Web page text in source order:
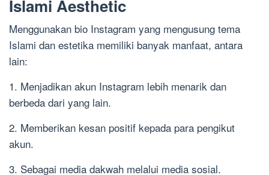
Islami Aesthetic
Menggunakan bio Instagram yang mengusung tema
Islami dan estetika memiliki banyak manfaat, antara
lain:
1. Menjadikan akun Instagram lebih menarik dan
berbeda dari yang lain.
2. Memberikan kesan positif kepada para pengikut
akun.
3. Sebagai media dakwah melalui media sosial.